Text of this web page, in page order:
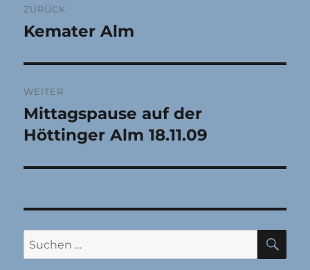
ZURÜCK
Vorheriger
Kemater Alm
WEITER
Nächster
Beitrag:
Mittagspause auf der
Höttinger Alm 18.11.09
Suchen
nach: